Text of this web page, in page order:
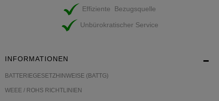
Effiziente Bezugsquelle
Unbürokratischer Service
INFORMATIONEN
BATTERIEGESETZHINWEISE (BATTG)
WEEE / ROHS RICHTLINIEN